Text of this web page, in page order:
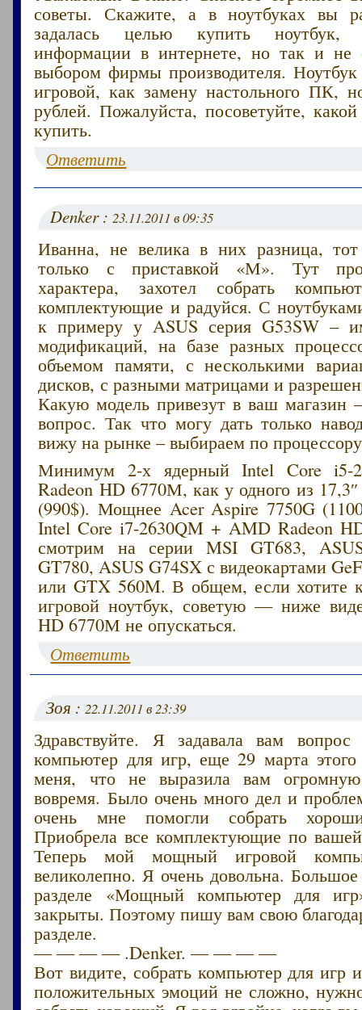
советы. Скажите, а в ноутбуках вы
задалась целью купить
информации в интернете, но так и не
выбором фирмы производителя. Ноутбук
игровой, как замену настольного ПК,
рублей. Пожалуйста, посоветуйте,
купить.
Ответить
Denker : 23.11.2011 в 09:35
Иванна, не велика в них разница,
только с приставкой «М». Тут
характера, захотел собрать
комплектующие и радуйся. С
к примеру у ASUS серия G53SW –
модификаций, на базе разных
объемом памяти, с несколькими
дисков, с разными матрицами и
Какую модель привезут в ваш магазин
вопрос. Так что могу дать только
вижу на рынке – выбираем по
Минимум 2-х ядерный Intel Core i5-
Radeon HD 6770М, как у одного из
(990$). Мощнее Acer Aspire 7750G
Intel Core i7-2630QM + AMD Radeon
смотрим на серии MSI GT683,
GT780, ASUS G74SX с видеокартами
или GTX 560M. В общем, если хотите
игровой ноутбук, советую — ниже
HD 6770М не опускаться.
Ответить
Зоя : 22.11.2011 в 23:39
Здравствуйте. Я задавала вам
компьютер для игр, еще 29 марта этого
меня, что не выразила вам огромную
вовремя. Было очень много дел и
очень мне помогли собрать
Приобрела все комплектующие по
Теперь мой мощный игровой
великолепно. Я очень довольна.
разделе «Мощный компьютер для
закрыты. Поэтому пишу вам свою
разделе.
— — — — .Denker. — — — —
Вот видите, собрать компьютер для игр
положительных эмоций не сложно,